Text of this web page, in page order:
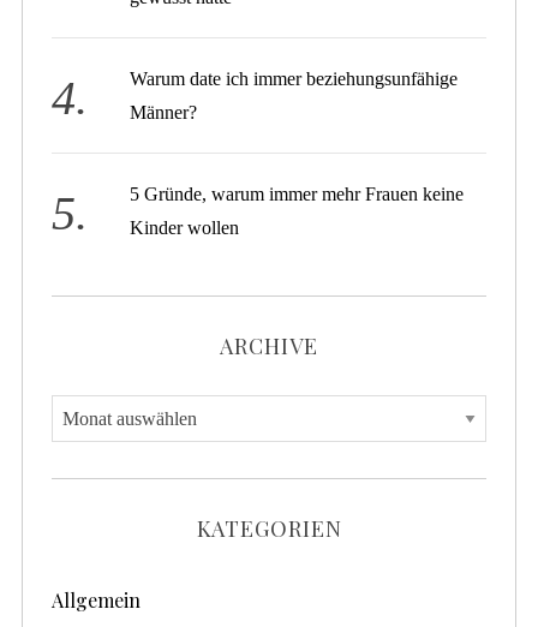
Warum date ich immer beziehungsunfähige
Männer?
5 Gründe, warum immer mehr Frauen keine
Kinder wollen
ARCHIVE
A
r
c
e
KATEGORIEN
Allgemein